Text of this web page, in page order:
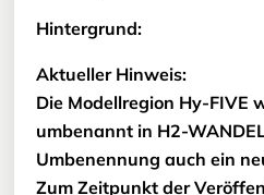
Hintergrund:
Aktueller Hinweis:
Die Modellregion Hy-FIVE
umbenannt in H2-
Umbenennung auch ein
Zum Zeitpunkt der